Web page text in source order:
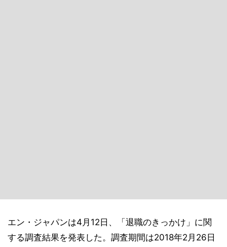
エン・ジャパンは4月12日、「退職のきっかけ」に関
する調査結果を発表した。調査期間は2018年2月26日